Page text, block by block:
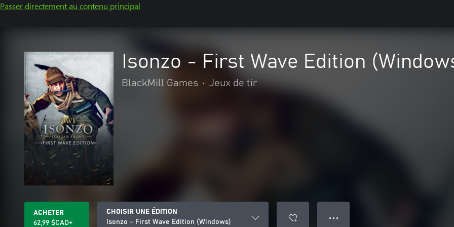
Passer directement au contenu principal
Isonzo - First Wave Edition
BlackMill Games • Jeux de tir
ACHETER
62,99 $CAD+
CHOISIR UNE ÉDITION
Isonzo - First Wave Edition (Windows)
● ● ●